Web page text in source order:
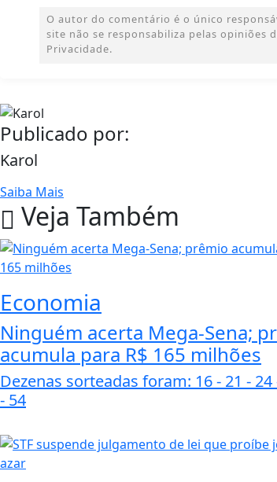
O autor do comentário é o único
site não se responsabiliza pelas opiniões
Privacidade.
Publicado por:
Karol
Saiba Mais
Veja Também
Economia
Ninguém acerta Mega-Sena;
acumula para R$ 165 milhões
Dezenas sorteadas foram: 16 - 21 - 24
- 54